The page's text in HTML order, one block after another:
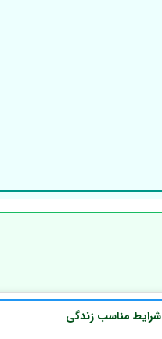
شرایط مناسب زندگی